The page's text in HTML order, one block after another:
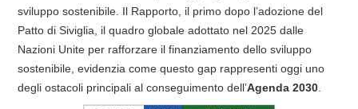
sviluppo sostenibile. Il Rapporto, il primo dopo l’adozione del
Patto di Siviglia, il quadro globale adottato nel 2025 dalle
Nazioni Unite per rafforzare il finanziamento dello sviluppo
sostenibile, evidenzia come questo gap rappresenti oggi uno
degli ostacoli principali al conseguimento dell’Agenda 2030.